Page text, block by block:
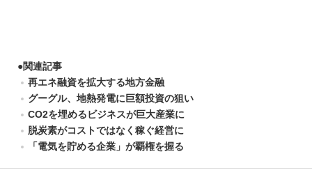
●関連記事
再エネ融資を拡大する地方金融
グーグル、地熱発電に巨額投資の狙い
CO2を埋めるビジネスが巨大産業に
脱炭素がコストではなく稼ぐ経営に
「電気を貯める企業」が覇権を握る